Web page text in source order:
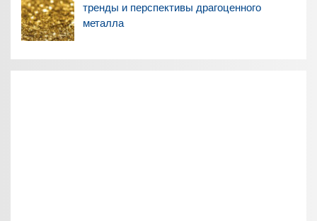
тренды и перспективы драгоценного
металла